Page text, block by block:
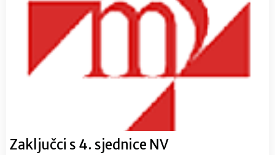
Zaključci s 4. sjednice NV